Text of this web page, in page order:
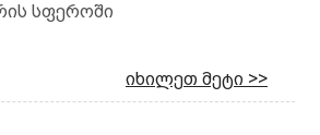
სფეროში
იხილეთ მეტი >>